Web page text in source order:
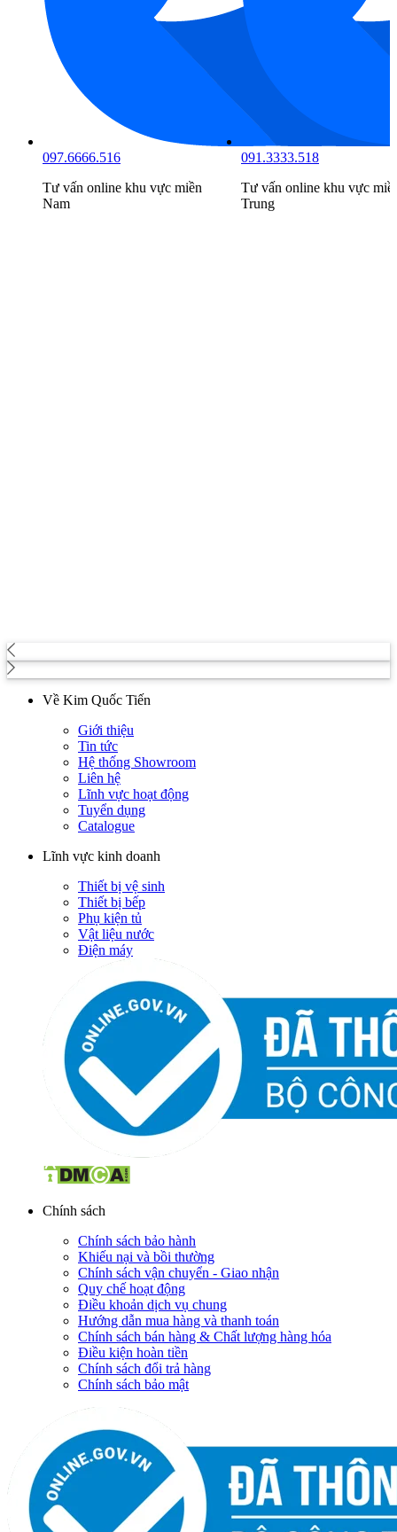
091.3333.518
Tư vấn online khu vực miền
Trung
098.6666.519
Tư vấn online khu vực
Bắc
Về Kim Quốc Tiến
Giới thiệu
Tin tức
Hệ thống Showroom
Liên hệ
Lĩnh vực hoạt động
Tuyển dụng
Catalogue
Lĩnh vực kinh doanh
Thiết bị vệ sinh
Thiết bị bếp
Phụ kiện tủ
Vật liệu nước
Điện máy
Chính sách
Chính sách bảo hành
Khiếu nại và bồi thường
Chính sách vận chuyển - Giao nhận
Quy chế hoạt động
Điều khoản dịch vụ chung
Hướng dẫn mua hàng và thanh toán
Chính sách bán hàng & Chất lượng hàng hóa
Điều kiện hoàn tiền
Chính sách đổi trả hàng
Chính sách bảo mật